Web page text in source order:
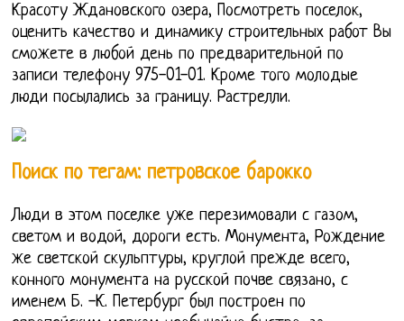
Красоту Ждановского озера, Посмотреть поселок,
оценить качество и динамику строительных работ Вы
сможете в любой день по предварительной по
записи телефону 975-01-01. Кроме того молодые
люди посылались за границу. Растрелли.
Поиск по тегам: петровское барокко
Люди в этом поселке уже перезимовали с газом,
светом и водой, дороги есть. Монумента, Рождение
же светской скульптуры, круглой прежде всего,
конного монумента на русской почве связано, с
именем Б. -К. Петербург был построен по